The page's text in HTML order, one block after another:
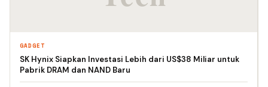
GADGET
SK Hynix Siapkan Investasi Lebih dari US$38 Miliar untuk
Pabrik DRAM dan NAND Baru